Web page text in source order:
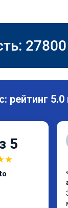
27800
рейтинг
5
★